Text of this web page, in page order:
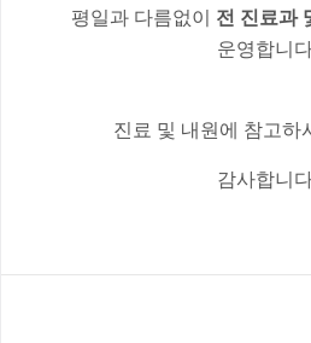
평일과 다름없이 전 진료과
운영합니
진료 및 내원에 참고하
감사합니